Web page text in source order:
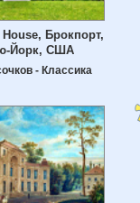
Брокпорт,
Йорк, США
- Классика